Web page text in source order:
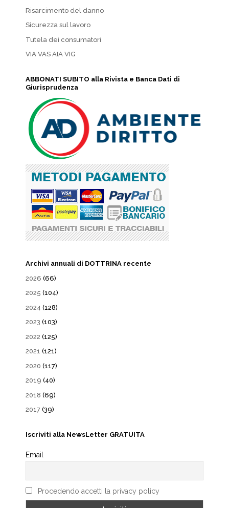
Risarcimento del danno
Sicurezza sul lavoro
Tutela dei consumatori
VIA VAS AIA VIG
ABBONATI SUBITO alla Rivista e Banca Dati di
Giurisprudenza
Archivi annuali di DOTTRINA recente
2026 (66)
2025 (104)
2024 (128)
2023 (103)
2022 (125)
2021 (121)
2020 (117)
2019 (40)
2018 (69)
2017 (39)
Iscriviti alla NewsLetter GRATUITA
Email
Procedendo accetti la privacy policy